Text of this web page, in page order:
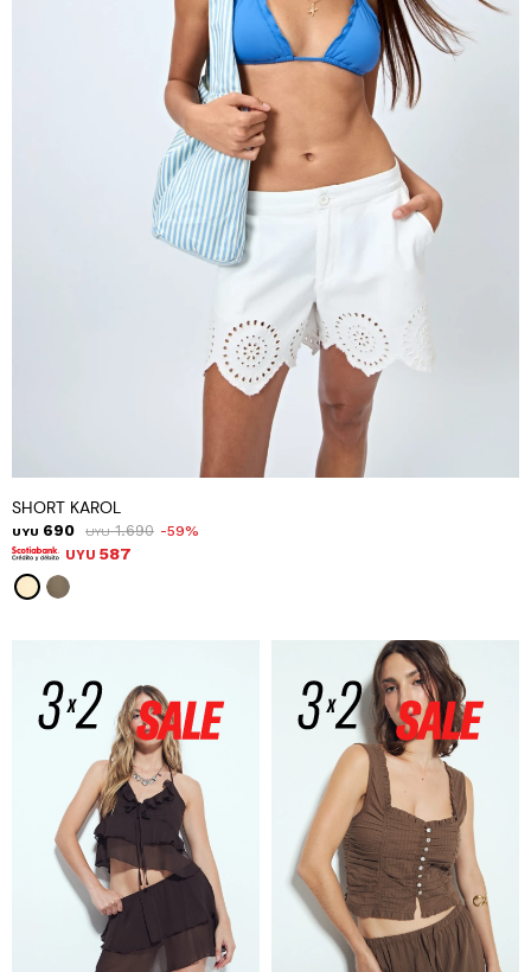
SHORT KAROL
UYU 690 UYU 1.690 59
UYU 587